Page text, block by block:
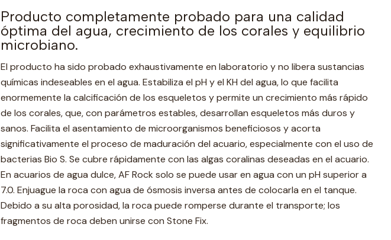
Producto completamente probado para una calidad
óptima del agua, crecimiento de los corales y equilibrio
microbiano.
El producto ha sido probado exhaustivamente en laboratorio y no libera sustancias
químicas indeseables en el agua. Estabiliza el pH y el KH del agua, lo que facilita
enormemente la calcificación de los esqueletos y permite un crecimiento más rápido
de los corales, que, con parámetros estables, desarrollan esqueletos más duros y
sanos. Facilita el asentamiento de microorganismos beneficiosos y acorta
significativamente el proceso de maduración del acuario, especialmente con el uso de
bacterias Bio S. Se cubre rápidamente con las algas coralinas deseadas en el acuario.
En acuarios de agua dulce, AF Rock solo se puede usar en agua con un pH superior a
7.0. Enjuague la roca con agua de ósmosis inversa antes de colocarla en el tanque.
Debido a su alta porosidad, la roca puede romperse durante el transporte; los
fragmentos de roca deben unirse con Stone Fix.